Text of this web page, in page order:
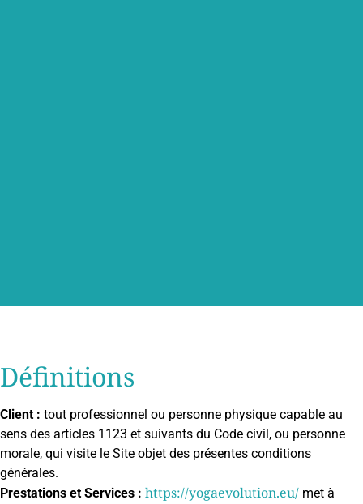
Définitions
Client : tout professionnel ou personne physique capable au
sens des articles 1123 et suivants du Code civil, ou personne
morale, qui visite le Site objet des présentes conditions
générales.
Prestations et Services : https://yogaevolution.eu/ met à